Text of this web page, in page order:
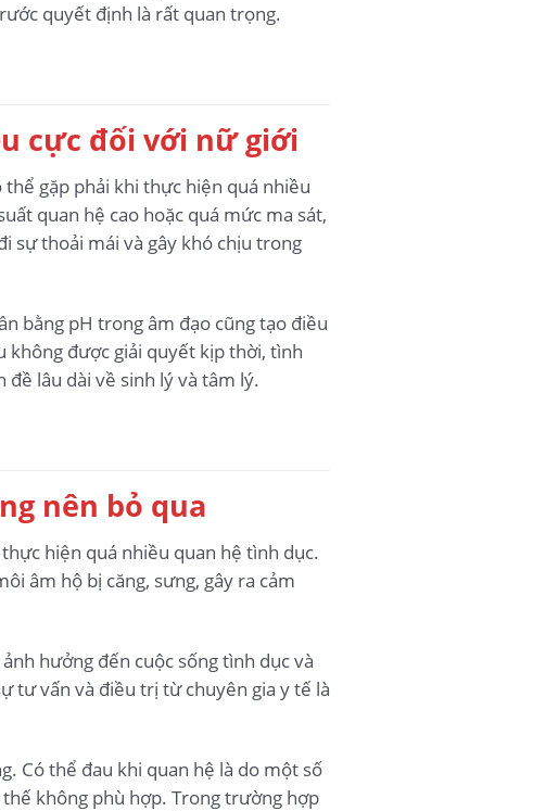
quyết định là rất quan trọng.
cực đối với nữ giới
gặp phải khi thực hiện quá nhiều
quan hệ cao hoặc quá mức ma sát,
sự thoải mái và gây khó chịu trong
bằng pH trong âm đạo cũng tạo điều
không được giải quyết kịp thời, tình
lâu dài về sinh lý và tâm lý.
nên bỏ qua
hiện quá nhiều quan hệ tình dục.
âm hộ bị căng, sưng, gây ra cảm
hưởng đến cuộc sống tình dục và
tư vấn và điều trị từ chuyên gia y tế là
Có thể đau khi quan hệ là do một số
không phù hợp. Trong trường hợp